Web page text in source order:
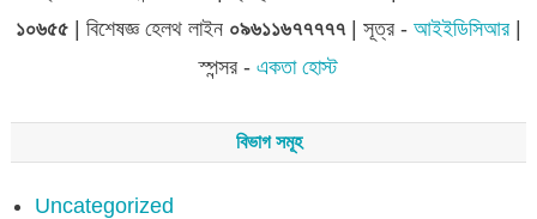
১০৬৫৫ | বিশেষজ্ঞ হেলথ লাইন ০৯৬১১৬৭৭৭৭৭| সূত্র - আইইডিসিআর|
স্পন্সর - একতা হোস্ট
বিভাগ সমূহ
Uncategorized